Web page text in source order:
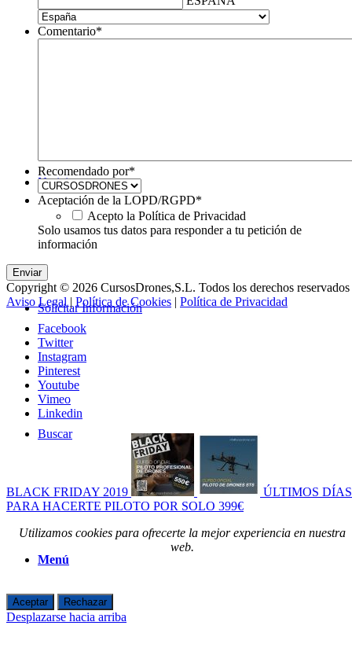
Noticias
Solicitar Información
Buscar
Menú
Comentario*
Recomendado por*
Aceptación de la LOPD/RGPD*
Acepto la Política de Privacidad
Solo usamos tus datos para responder a tu petición de
información
Copyright © 2026 CursosDrones,S.L. Todos los derechos reservados
Aviso Legal| Política de Cookies | Política de Privacidad
Facebook
Twitter
Instagram
Pinterest
Youtube
Vimeo
Linkedin
BLACK FRIDAY 2019
ÚLTIMOS DÍAS
PARA HACERTE PILOTO POR SOLO 399€
Utilizamos cookies para ofrecerte la mejor experiencia en nuestra
web.
Aceptar Rechazar
Desplazarse hacia arriba